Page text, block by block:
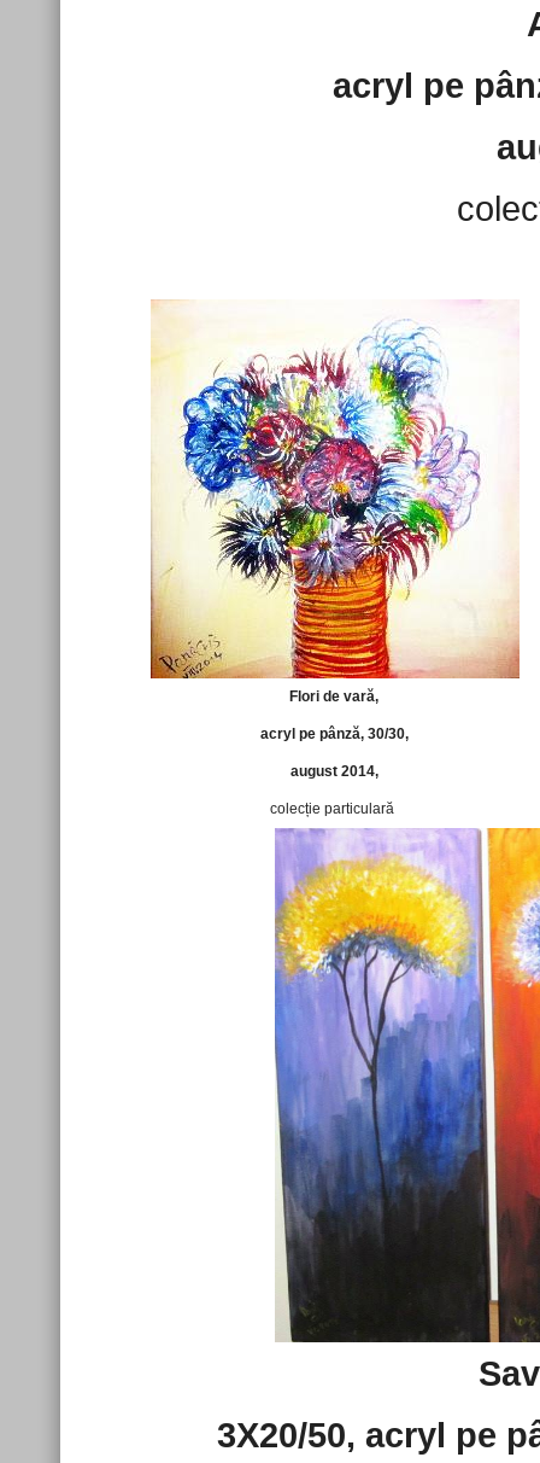
acryl pe
Flori de vară,
acryl pe pânză, 30/30,
august 2014,
colecție particulară
3X20/50, acryl pe